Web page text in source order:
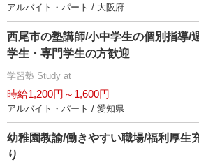
アルバイト・パート / 大阪府
西尾市の塾講師/小中学生の個別指導/
学生・専門学生の方歓迎
学習塾 Study at
時給1,200円～1,600円
アルバイト・パート / 愛知県
幼稚園教諭/働きやすい職場/福利厚生
り